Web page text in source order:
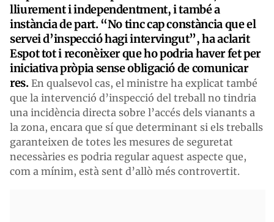
lliurement i independentment, i també a
instància de part. “No tinc cap constància que el
servei d’inspecció hagi intervingut”, ha aclarit
Espot tot i reconèixer que ho podria haver fet per
iniciativa pròpia sense obligació de comunicar
res.En qualsevol cas, el ministre ha explicat també
que la intervenció d’inspecció del treball no tindria
una incidència directa sobre l’accés dels vianants a
la zona, encara que sí que determinant si els treballs
garanteixen de totes les mesures de seguretat
necessàries es podria regular aquest aspecte que,
com a mínim, està sent d’allò més controvertit.